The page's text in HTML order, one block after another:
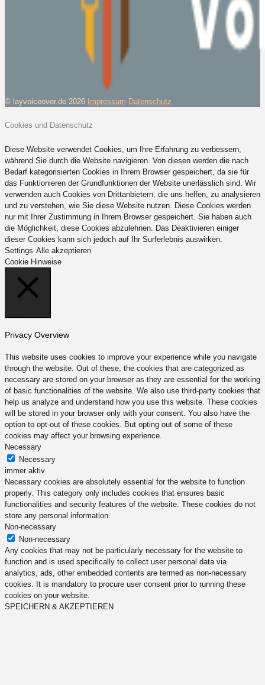
© layvoiceover.de 2026 Impressum Datenschutz
Cookies und Datenschutz
Diese Website verwendet Cookies, um Ihre Erfahrung zu verbessern,
während Sie durch die Website navigieren. Von diesen werden die nach
Bedarf kategorisierten Cookies in Ihrem Browser gespeichert, da sie für
das Funktionieren der Grundfunktionen der Website unerlässlich sind. Wir
verwenden auch Cookies von Drittanbietern, die uns helfen, zu analysieren
und zu verstehen, wie Sie diese Website nutzen. Diese Cookies werden
nur mit Ihrer Zustimmung in Ihrem Browser gespeichert. Sie haben auch
die Möglichkeit, diese Cookies abzulehnen. Das Deaktivieren einiger
dieser Cookies kann sich jedoch auf Ihr Surferlebnis auswirken.
Settings Alle akzeptieren
Cookie Hinweise
Privacy Overview
This website uses cookies to improve your experience while you navigate
through the website. Out of these, the cookies that are categorized as
necessary are stored on your browser as they are essential for the working
of basic functionalities of the website. We also use third-party cookies that
help us analyze and understand how you use this website. These cookies
will be stored in your browser only with your consent. You also have the
option to opt-out of these cookies. But opting out of some of these
cookies may affect your browsing experience.
Necessary
Necessary
immer aktiv
Necessary cookies are absolutely essential for the website to function
properly. This category only includes cookies that ensures basic
functionalities and security features of the website. These cookies do not
store any personal information.
Non-necessary
Non-necessary
Any cookies that may not be particularly necessary for the website to
function and is used specifically to collect user personal data via
analytics, ads, other embedded contents are termed as non-necessary
cookies. It is mandatory to procure user consent prior to running these
cookies on your website.
SPEICHERN & AKZEPTIEREN